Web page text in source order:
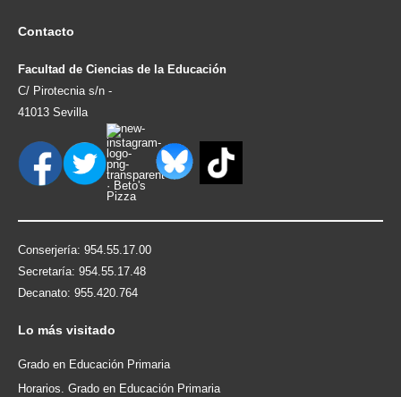
Contacto
Facultad de Ciencias de la Educación
C/ Pirotecnia s/n -
41013 Sevilla
Conserjería: 954.55.17.00
Secretaría: 954.55.17.48
Decanato: 955.420.764
Lo más visitado
Grado en Educación Primaria
Horarios. Grado en Educación Primaria